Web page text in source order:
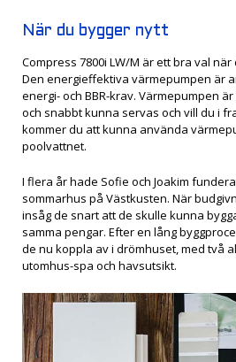
När du bygger nytt
Compress 7800i LW/M är ett bra val
Den energieffektiva värmepumpen är
energi- och BBR-krav. Värmepumpen
och snabbt kunna servas och vill du i
kommer du att kunna använda
poolvattnet.
I flera år hade Sofie och Joakim
sommarhus på Västkusten. När
insåg de snart att de skulle kunna
samma pengar. Efter en lång
de nu koppla av i drömhuset, med två
utomhus-spa och havsutsikt.